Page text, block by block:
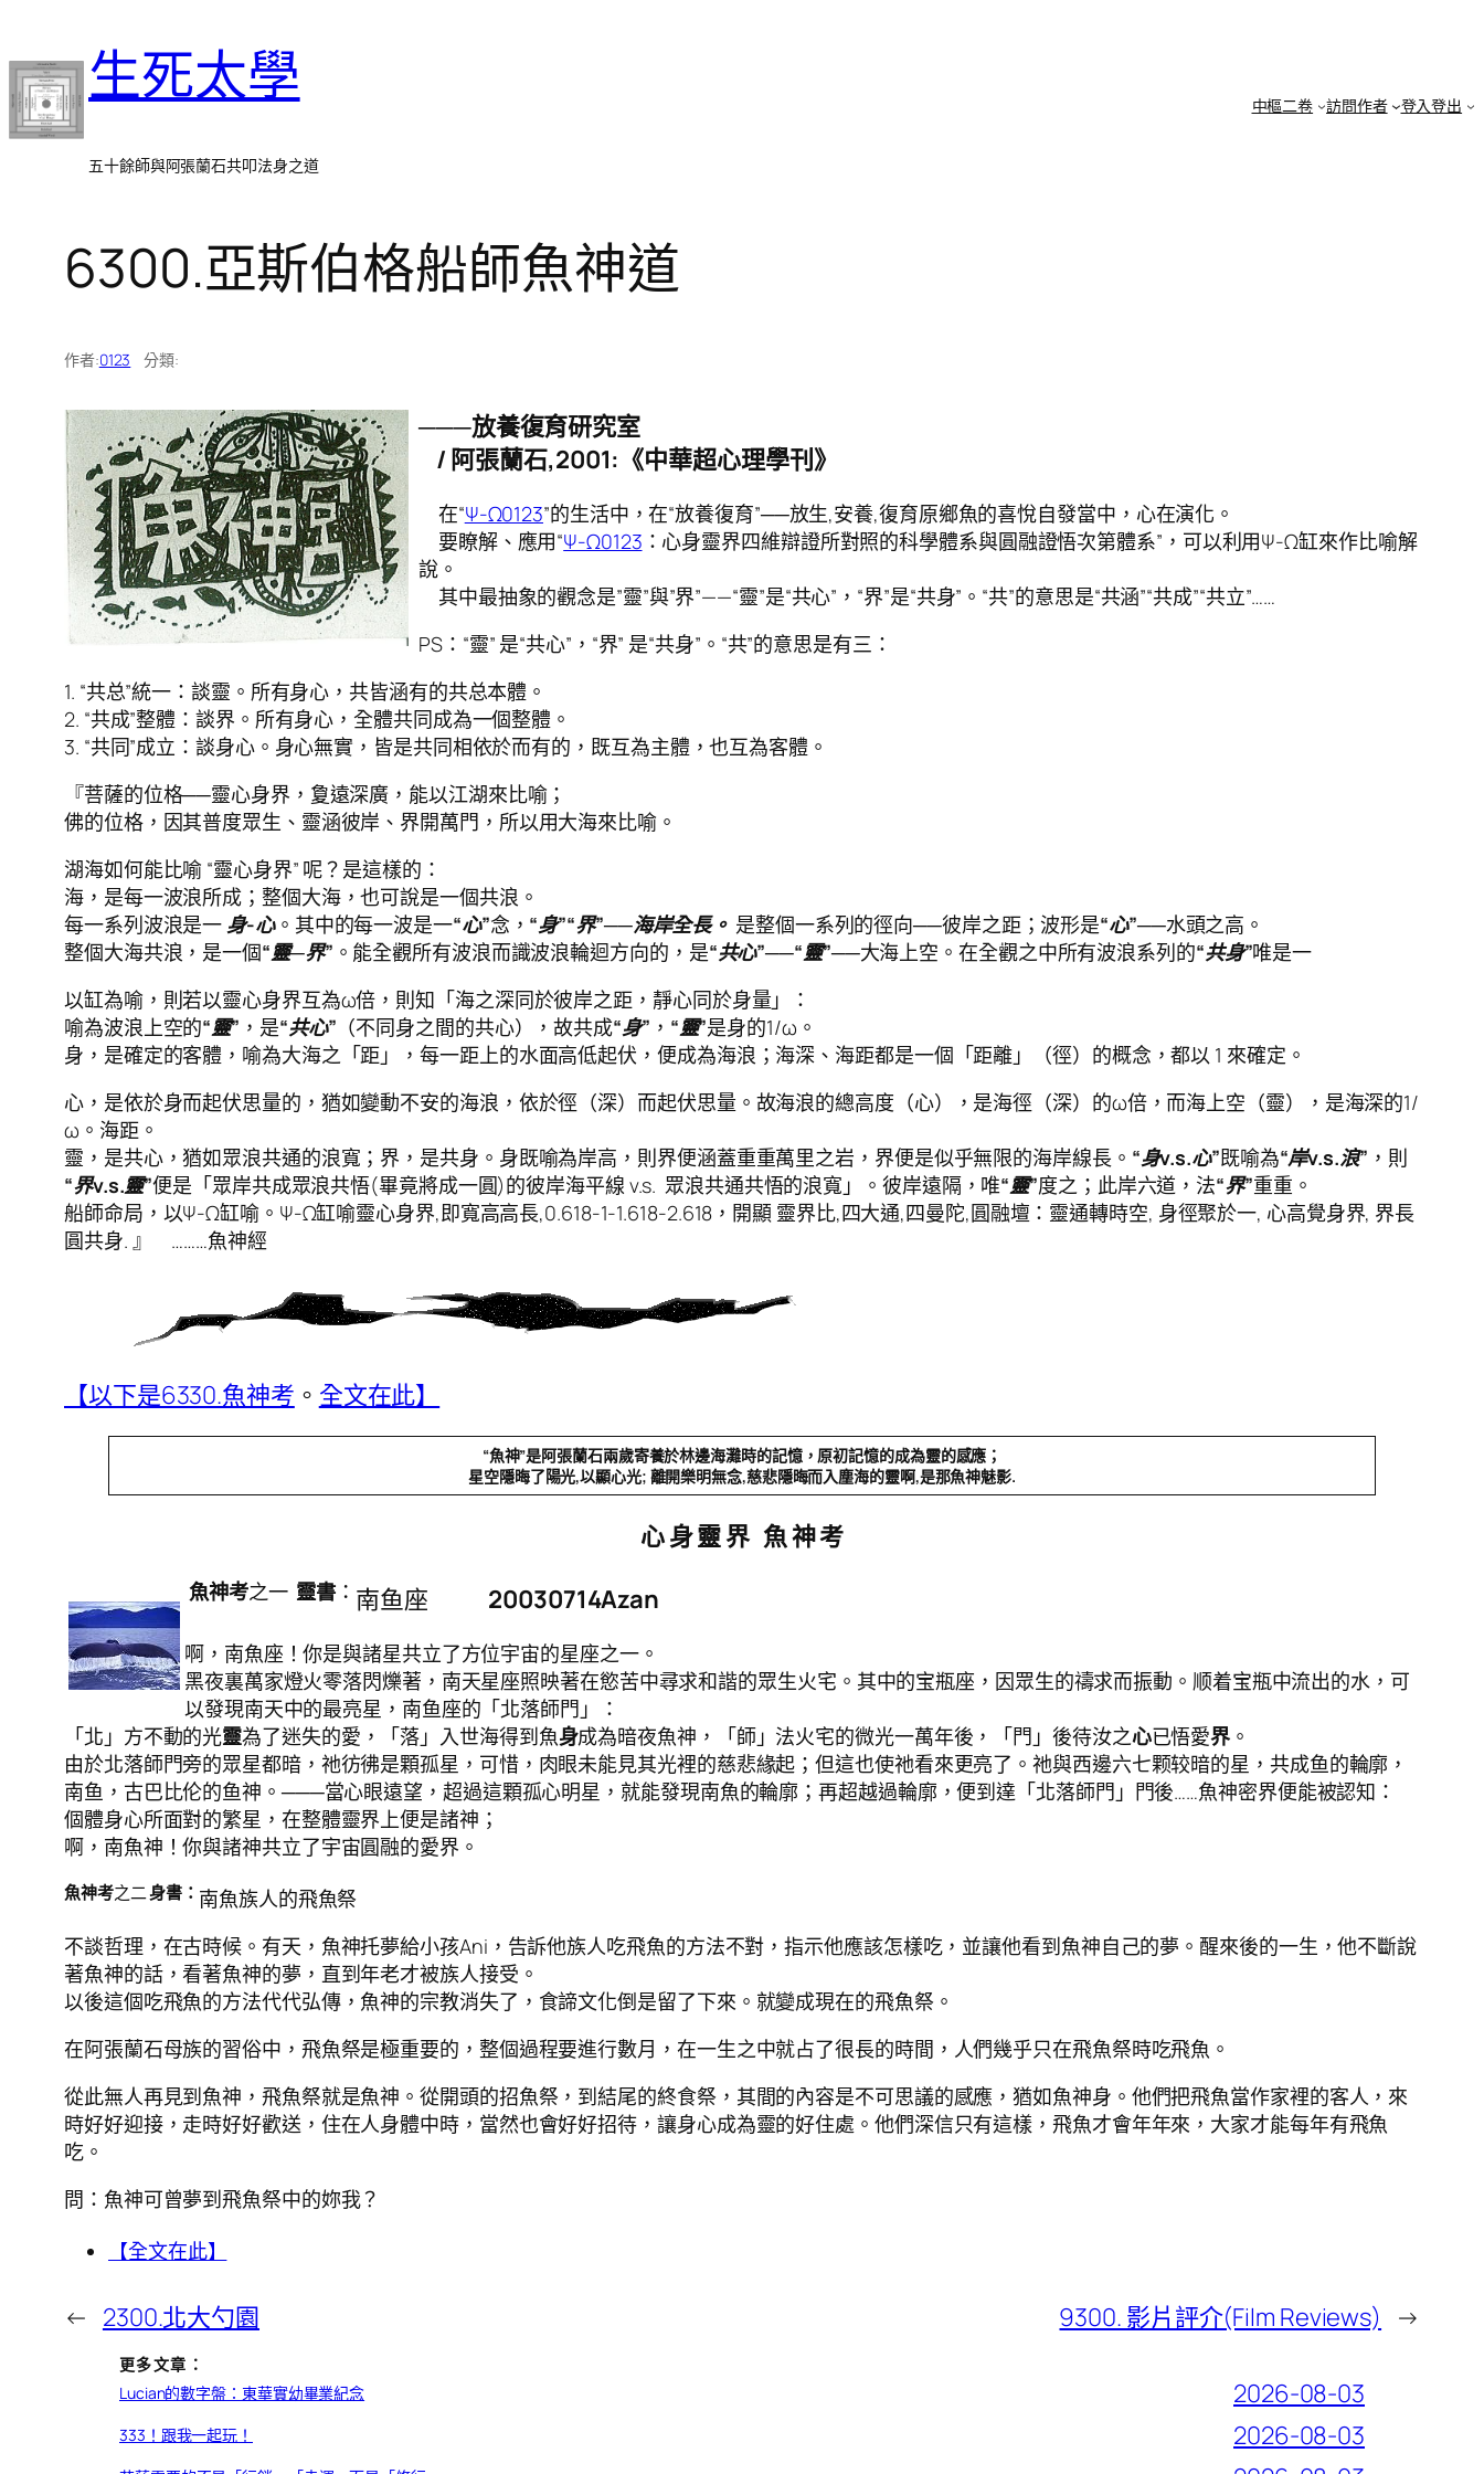
至
主
要
生死太學
五十餘師與阿張蘭石共叩法身之道
中樞二卷 訪問作者 登入登出
6300.亞斯伯格船師魚神道
作者:0123 分類:
───放養復育研究室
/ 阿張蘭石,2001:《中華超心理學刊》
在“Ψ-Ω0123”的生活中，在“放養復育”──放生,安養,復育原鄉魚的喜悅自發當中，心在演化。
要瞭解、應用“Ψ-Ω0123 ：心身靈界四維辯證所對照的科學體系與圓融證悟次第體系”，可以利用Ψ-Ω缸來作比喻解
說。
其中最抽象的觀念是”靈”與”界”——“靈”是“共心”，“界”是“共身”。“共”的意思是“共涵”“共成”“共立”……
PS：“靈” 是“共心”，“界” 是“共身”。“共”的意思是有三：
1. “共总”統一：談靈。所有身心，共皆涵有的共总本體。
2. “共成”整體：談界。所有身心，全體共同成為一個整體。
3. “共同”成立：談身心。身心無實，皆是共同相依於而有的，既互為主體，也互為客體。
『菩薩的位格──靈心身界，夐遠深廣，能以江湖來比喻；
佛的位格，因其普度眾生、靈涵彼岸、界開萬門，所以用大海來比喻。
湖海如何能比喻 “靈心身界” 呢？是這樣的：
海，是每一波浪所成；整個大海，也可說是一個共浪。
每一系列波浪是一 身-心。其中的每一波是一“心”念， “身”“界”──海岸全長。 是整個一系列的徑向──彼岸之距；波形是“心”──水頭之高。
整個大海共浪，是一個“靈─界” 。能全觀所有波浪而識波浪輪迴方向的，是“共心”──“靈”──大海上空。在全觀之中所有波浪系列的“共身”唯是一
以缸為喻，則若以靈心身界互為ω倍，則知「海之深同於彼岸之距，靜心同於身量」：
喻為波浪上空的“靈” ，是“共心” （不同身之間的共心），故共成“身” ， “靈”是身的1/ω。
身，是確定的客體，喻為大海之「距」，每一距上的水面高低起伏，便成為海浪；海深、海距都是一個「距離」（徑）的概念，都以 1 來確定。
心，是依於身而起伏思量的，猶如變動不安的海浪，依於徑（深）而起伏思量。故海浪的總高度（心），是海徑（深）的ω倍，而海上空（靈），是海深的1/
ω。海距。
靈，是共心，猶如眾浪共通的浪寬；界，是共身。身既喻為岸高，則界便涵蓋重重萬里之岩，界便是似乎無限的海岸線長。 “身v.s.心”既喻為“岸v.s.浪” ，則
“界v.s.靈”便是「眾岸共成眾浪共悟(畢竟將成一圓)的彼岸海平線 v.s. 眾浪共通共悟的浪寬」。彼岸遠隔，唯“靈”度之；此岸六道，法“界”重重。
船師命局，以Ψ-Ω缸喻。Ψ-Ω缸喻靈心身界,即寬高高長,0.618-1-1.618-2.618，開顯 靈界比,四大通,四曼陀,圓融壇：靈通轉時空, 身徑聚於一, 心高覺身界, 界長
圓共身. 』 ………魚神經
【以下是6330.魚神考 。 全文在此】
“魚神”是阿張蘭石兩歲寄養於林邊海灘時的記憶，原初記憶的成為靈的感應；
星空隱晦了陽光,以顯心光; 離開樂明無念,慈悲隱晦而入塵海的靈啊,是那魚神魅影.
心 身靈界 魚 神 考
魚神考之一 靈書 ： 南鱼座 20030714Azan
啊，南魚座！你是與諸星共立了方位宇宙的星座之一。
黑夜裏萬家燈火零落閃爍著，南天星座照映著在慾苦中尋求和諧的眾生火宅。其中的宝瓶座，因眾生的禱求而振動。顺着宝瓶中流出的水，可
以發現南天中的最亮星，南鱼座的「北落師門」：
「北」方不動的光靈為了迷失的愛，「落」入世海得到魚身成為暗夜魚神，「師」法火宅的微光一萬年後，「門」後待汝之心已悟愛界 。
由於北落師門旁的眾星都暗，祂彷彿是顆孤星，可惜，肉眼未能見其光裡的慈悲緣起；但這也使祂看來更亮了。祂與西邊六七颗较暗的星，共成鱼的輪廓，
南鱼，古巴比伦的鱼神。───當心眼遠望，超過這顆孤心明星，就能發現南魚的輪廓；再超越過輪廓，便到達「北落師門」門後……魚神密界便能被認知：
個體身心所面對的繁星，在整體靈界上便是諸神；
啊，南魚神！你與諸神共立了宇宙圓融的愛界。
魚神考之二身書： 南魚族人的飛魚祭
不談哲理，在古時候。有天，魚神托夢給小孩Ani，告訴他族人吃飛魚的方法不對，指示他應該怎樣吃，並讓他看到魚神自己的夢。醒來後的一生，他不斷說
著魚神的話，看著魚神的夢，直到年老才被族人接受。
以後這個吃飛魚的方法代代弘傳，魚神的宗教消失了，食諦文化倒是留了下來。就變成現在的飛魚祭。
在阿張蘭石母族的習俗中，飛魚祭是極重要的，整個過程要進行數月，在一生之中就占了很長的時間，人們幾乎只在飛魚祭時吃飛魚。
從此無人再見到魚神，飛魚祭就是魚神。從開頭的招魚祭，到結尾的終食祭，其間的內容是不可思議的感應，猶如魚神身。他們把飛魚當作家裡的客人，來
時好好迎接，走時好好歡送，住在人身體中時，當然也會好好招待，讓身心成為靈的好住處。他們深信只有這樣，飛魚才會年年來，大家才能每年有飛魚
吃。
問：魚神可曾夢到飛魚祭中的妳我？
【全文在此】
← 2300.北大勺園 9300. 影片評介(Film Reviews) →
更多文章：
Lucian的數字盤：東華實幼畢業紀念
2026-08-03
333！跟我一起玩！ 2026-08-03